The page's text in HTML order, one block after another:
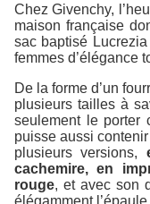
Chez Givenchy,
maison française
sac baptisé
femmes d’élégance
De la forme d’un
plusieurs tailles à
seulement le porter
puisse aussi
plusieurs versions,
cachemire, en
rouge, et avec son
élégamment